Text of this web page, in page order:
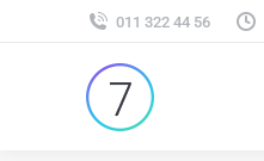
011 322 44 56